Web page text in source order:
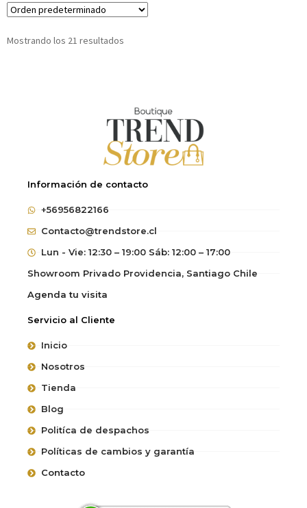
Mostrando los 21 resultados
Información de contacto
+56956822166
Contacto@trendstore.cl
Lun - Vie: 12:30 – 19:00 Sáb: 12:00 – 17:00
Showroom Privado Providencia, Santiago Chile
Agenda tu visita
Servicio al Cliente
Inicio
Nosotros
Tienda
Blog
Politíca de despachos
Políticas de cambios y garantía
Contacto